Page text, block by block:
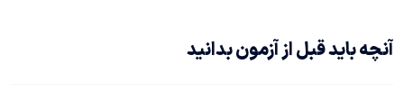
آنچه باید قبل از آزمون بدانید